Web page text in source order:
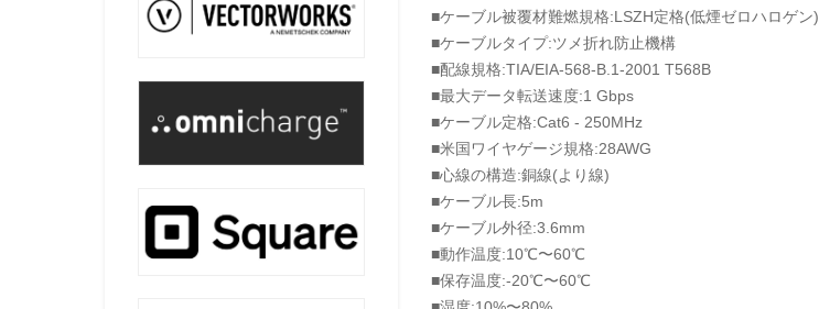
■ケーブル被覆材難燃規格:LSZH定格(低煙ゼロハロゲン)
■ケーブルタイプ:ツメ折れ防止機構
■配線規格:TIA/EIA-568-B.1-2001 T568B
■最大データ転送速度:1 Gbps
■ケーブル定格:Cat6 - 250MHz
■米国ワイヤゲージ規格:28AWG
■心線の構造:銅線(より線)
■ケーブル長:5m
■ケーブル外径:3.6mm
■動作温度:10℃〜60℃
■保存温度:-20℃〜60℃